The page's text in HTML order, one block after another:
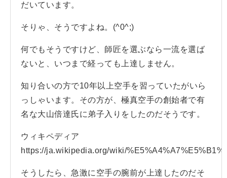
だいています。
そりゃ、そうですよね。(^0^;)
何でもそうですけど、師匠を選ぶなら一流を選ば
ないと、いつまで経っても上達しません。
知り合いの方で10年以上空手を習っていたがいら
っしゃいます。その方が、極真空手の創始者で有
名な大山倍達氏に弟子入りをしたのだそうです。
ウィキペディア
https://ja.wikipedia.org/wiki/
そうしたら、急激に空手の腕前が上達したのだそ